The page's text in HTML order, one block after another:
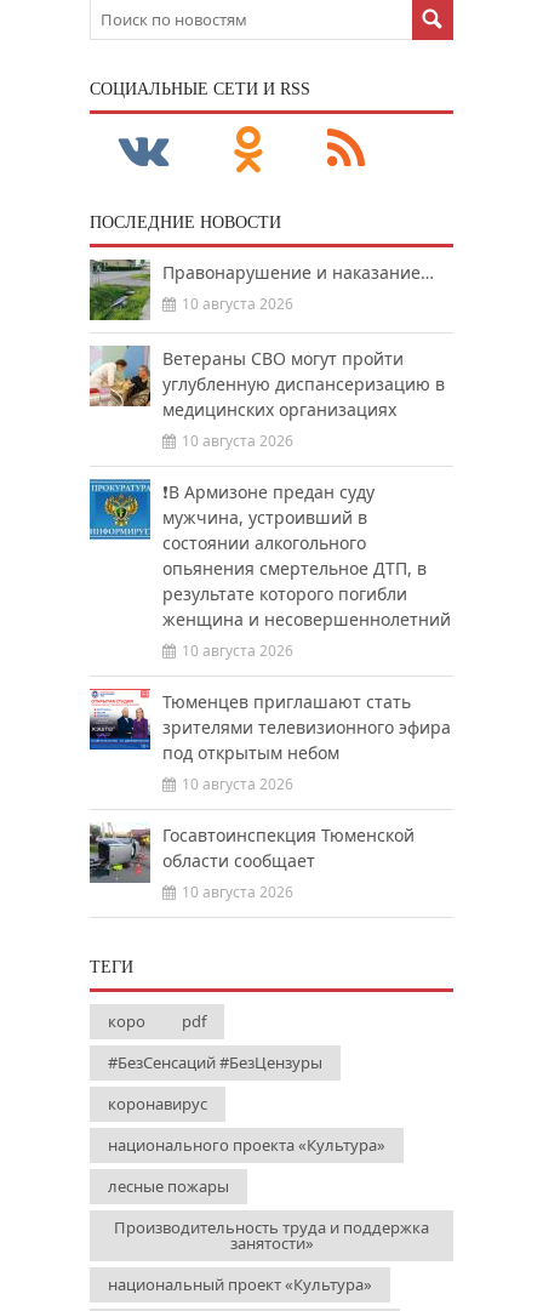
CОЦИАЛЬНЫЕ СЕТИ И RSS
ПОСЛЕДНИЕ НОВОСТИ
Правонарушение и наказание…
10 августа 2026
Ветераны СВО могут пройти
углубленную диспансеризацию в
медицинских организациях
10 августа 2026
❗️В Армизоне предан суду
мужчина, устроивший в
состоянии алкогольного
опьянения смертельное ДТП, в
результате которого погибли
женщина и несовершеннолетний
10 августа 2026
Тюменцев приглашают стать
зрителями телевизионного эфира
под открытым небом
10 августа 2026
Госавтоинспекция Тюменской
области сообщает
10 августа 2026
ТЕГИ
коро
pdf
#БезСенсаций #БезЦензуры
коронавирус
национального проекта «Культура»
лесные пожары
Производительность труда и поддержка
занятости»
национальный проект «Культура»